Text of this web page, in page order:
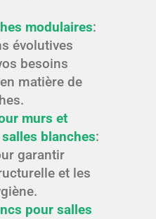
modulaires:
évolutives
besoins
matière de
murs et
blanches:
garantir
et les
pour salles